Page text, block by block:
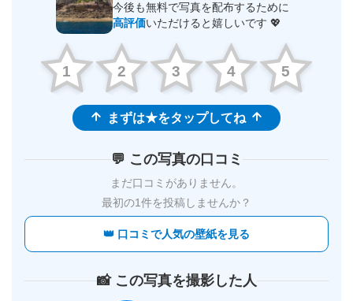
今後も無料で写真を配布するために
高評価いただけると嬉しいです 💖
1 2 3 4 5
まずは★をタップしてね
💬 この写真の口コミ
まだ口コミがありません。
最初の1件を投稿しませんか？
👑 口コミで人気の壁紙を見る
📸 この写真を撮影した人